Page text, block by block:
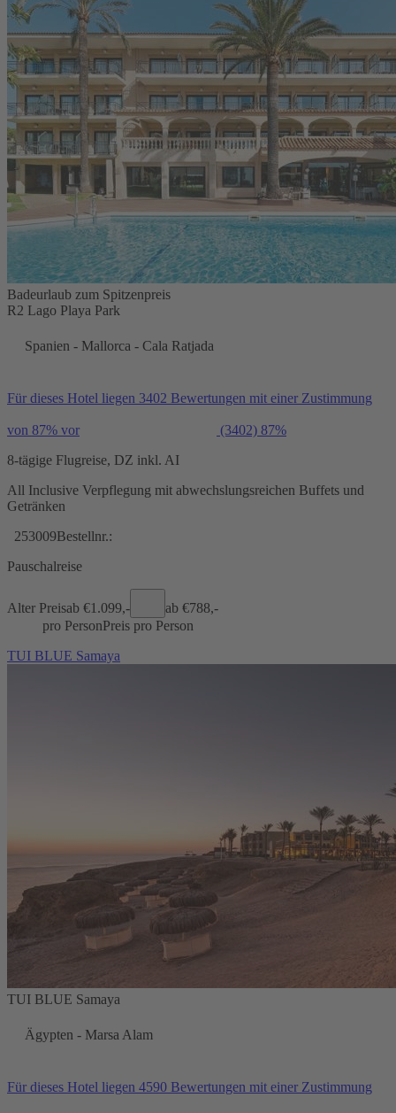
Badeurlaub zum Spitzenpreis
R2 Lago Playa Park
Spanien - Mallorca - Cala Ratjada
Für dieses Hotel liegen 3402 Bewertungen mit einer Zustimmung
von 87% vor (3402) 87%
8-tägige Flugreise, DZ inkl. AI
All Inclusive Verpflegung mit abwechslungsreichen Buffets und
Getränken
253009Bestellnr.:
Pauschalreise
Alter Preisab €1.099,- ab €788,-
pro PersonPreis pro Person
TUI BLUE Samaya
TUI BLUE Samaya
Ägypten - Marsa Alam
Für dieses Hotel liegen 4590 Bewertungen mit einer Zustimmung